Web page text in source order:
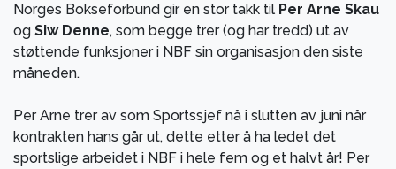
Norges Bokseforbund gir en stor takk til Per Arne Skau
og Siw Denne, som begge trer (og har tredd) ut av
støttende funksjoner i NBF sin organisasjon den siste
måneden.
Per Arne trer av som Sportssjef nå i slutten av juni når
kontrakten hans går ut, dette etter å ha ledet det
sportslige arbeidet i NBF i hele fem og et halvt år! Per